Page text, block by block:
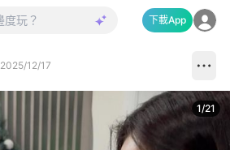
下載App
2025/12/17
1/21